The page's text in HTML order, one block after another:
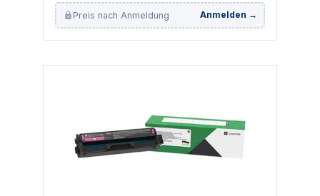
Preis nach Anmeldung Anmelden →